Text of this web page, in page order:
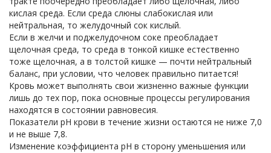
кислая среда. Если среда слюны слабокислая или
нейтральная, то желудочный сок кислый.
Если в желчи и поджелудочном соке преобладает
щелочная среда, то среда в тонкой кишке естественно
тоже щелочная, а в толстой кишке — почти нейтральный
баланс, при условии, что человек правильно питается!
Кровь может выполнять свои жизненно важные функции
лишь до тех пор, пока основные процессы регулирования
находятся в состоянии равновесия.
Показатели рН крови в течение жизни остаются не ниже 7,0
и не выше 7,8.
Изменение коэффициента рН в сторону уменьшения или